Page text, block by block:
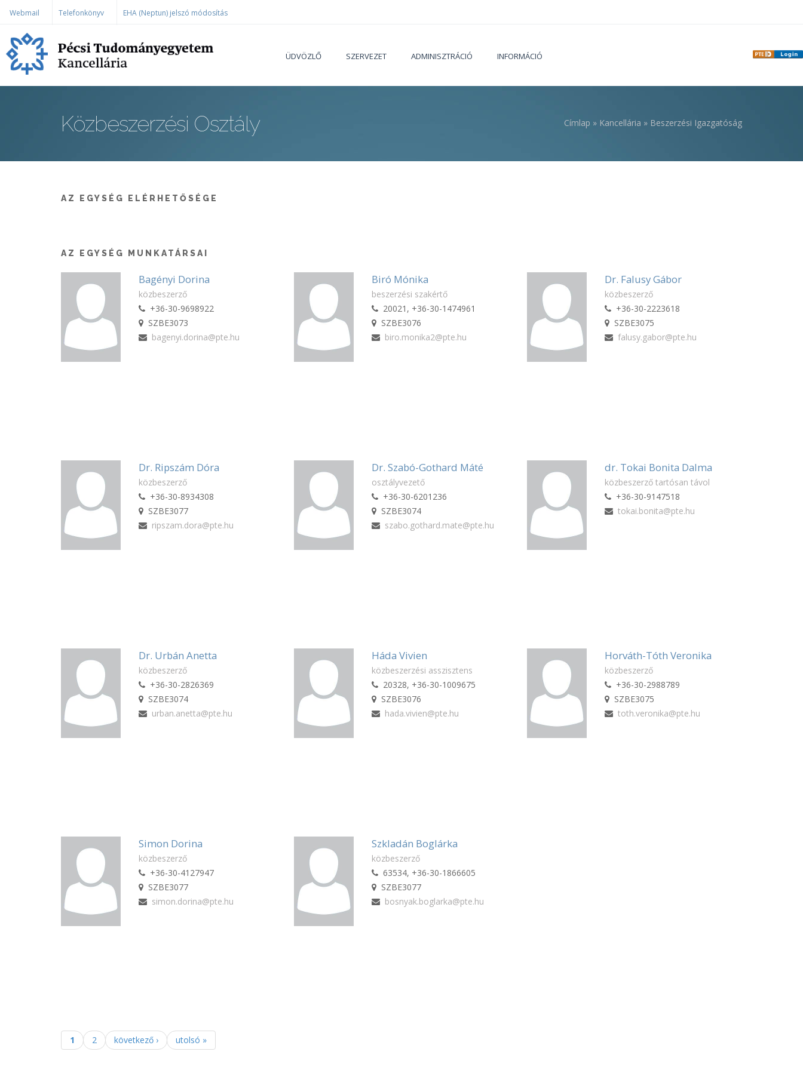
Ugrás a tartalomra
Webmail Telefonkönyv EHA (Neptun) jelszó módosítás
ÜDVÖZLŐ SZERVEZET ADMINISZTRÁCIÓ INFORMÁCIÓ
Közbeszerzési Osztály Címlap » Kancellária » Beszerzési Igazgatóság
AZ EGYSÉG ELÉRHETŐSÉGE
AZ EGYSÉG MUNKATÁRSAI
Bagényi Dorina
közbeszerző
+36-30-9698922
SZBE3073
bagenyi.dorina@pte.hu
Biró Mónika
beszerzési szakértő
20021, +36-30-1474961
SZBE3076
biro.monika2@pte.hu
Dr. Falusy Gábor
közbeszerző
+36-30-2223618
SZBE3075
falusy.gabor@pte.hu
Dr. Ripszám Dóra
közbeszerző
+36-30-8934308
SZBE3077
ripszam.dora@pte.hu
Dr. Szabó-Gothard Máté
osztályvezető
+36-30-6201236
SZBE3074
szabo.gothard.mate@pte.hu
dr. Tokai Bonita Dalma
közbeszerző tartósan távol
+36-30-9147518
tokai.bonita@pte.hu
Dr. Urbán Anetta
közbeszerző
+36-30-2826369
SZBE3074
urban.anetta@pte.hu
Háda Vivien
közbeszerzési asszisztens
20328, +36-30-1009675
SZBE3076
hada.vivien@pte.hu
Horváth-Tóth Veronika
közbeszerző
+36-30-2988789
SZBE3075
toth.veronika@pte.hu
Simon Dorina
közbeszerző
+36-30-4127947
SZBE3077
simon.dorina@pte.hu
Szkladán Boglárka
közbeszerző
63534, +36-30-1866605
SZBE3077
bosnyak.boglarka@pte.hu
Oldalak
1 2 következő › utolsó »